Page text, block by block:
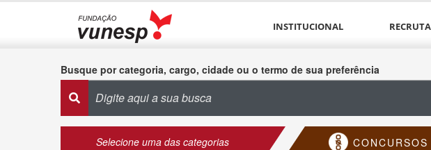
INSTITUCIONAL
Busque por categoria, cargo, cidade ou o termo de sua preferência
Selecione uma das categorias CONCURSOS